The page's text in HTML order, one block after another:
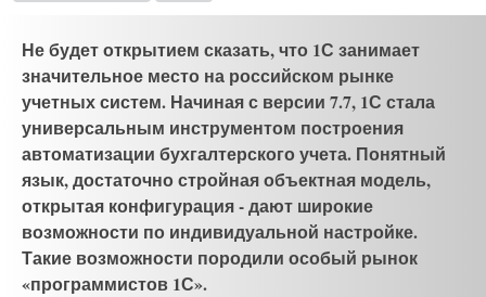
Не будет открытием сказать, что 1С занимает
значительное место на российском рынке
учетных систем. Начиная с версии 7.7, 1С стала
универсальным инструментом построения
автоматизации бухгалтерского учета. Понятный
язык, достаточно стройная объектная модель,
открытая конфигурация - дают широкие
возможности по индивидуальной настройке.
Такие возможности породили особый рынок
«программистов 1С».